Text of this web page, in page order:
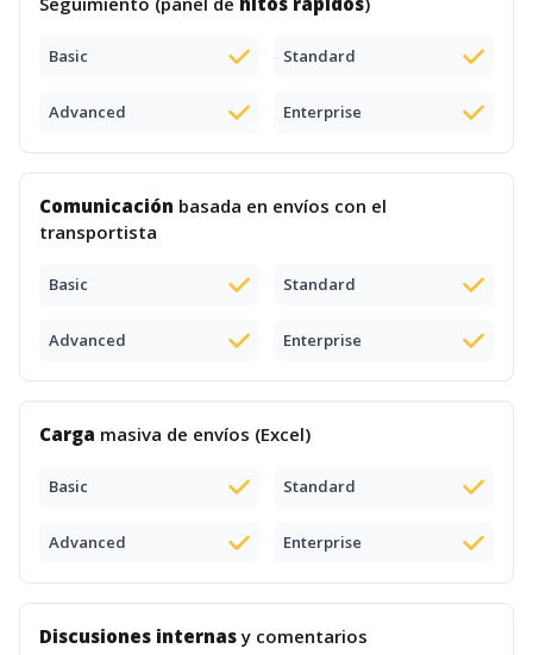
Basic Standard
Advanced Enterprise
Comunicación basada en envíos con el
transportista
Basic Standard
Advanced Enterprise
Carga masiva de envíos (Excel)
Basic Standard
Advanced Enterprise
Discusiones internasy comentarios